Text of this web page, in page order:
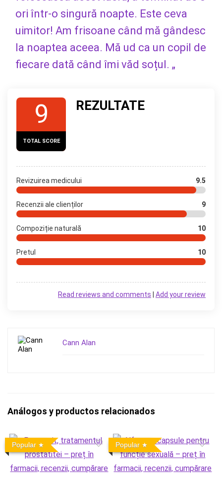
ori într-o singură noapte. Este ceva
uimitor! Am frisoane când mă gândesc
la noaptea aceea. Mă ud ca un copil de
fiecare dată când îmi văd soțul. „
9
TOTAL SCORE
REZULTATE
Revizuirea medicului 9.5
Recenzii ale clienților 9
Compoziție naturală 10
Pretul 10
Add your review
Read reviews and comments
Cann Alan
Análogos y productos relacionados
Popular Popular